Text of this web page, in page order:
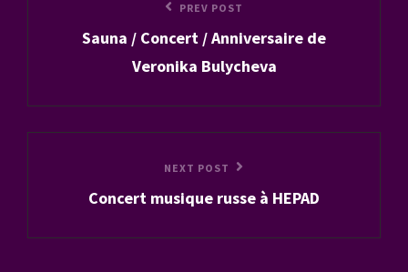
Post
PREV POST
Sauna / Concert / Anniversaire de
Veronika Bulycheva
NEXT POST
Concert musique russe à HEPAD